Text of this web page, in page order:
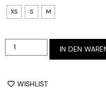
XS S M
IN DEN
WISHLIST